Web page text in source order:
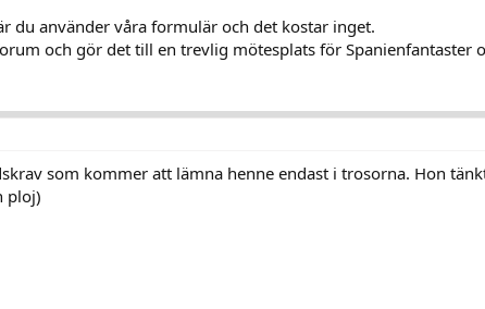
du använder våra formulär och det kostar inget.
och gör det till en trevlig mötesplats för Spanienfantaster
som kommer att lämna henne endast i trosorna. Hon
ploj)